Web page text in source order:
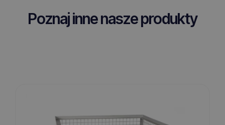
Poznaj inne nasze produkty